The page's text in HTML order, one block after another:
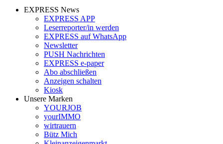
EXPRESS News
EXPRESS APP
Leserreporter/in werden
EXPRESS auf WhatsApp
Newsletter
PUSH Nachrichten
EXPRESS e-paper
Abo abschließen
Anzeigen schalten
Kiosk
Unsere Marken
YOURJOB
yourIMMO
wirtrauern
Bütz Mich